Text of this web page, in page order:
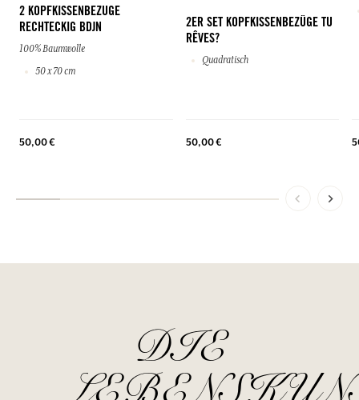
2 KOPFKISSENBEZUGE
RECHTECKIG BDJN
100% Baumwolle
50 x 70 cm
50,00 €
2ER SET KOPFKISSENBEZÜGE TU
RÊVES?
Quadratisch
50,00 €
DIE